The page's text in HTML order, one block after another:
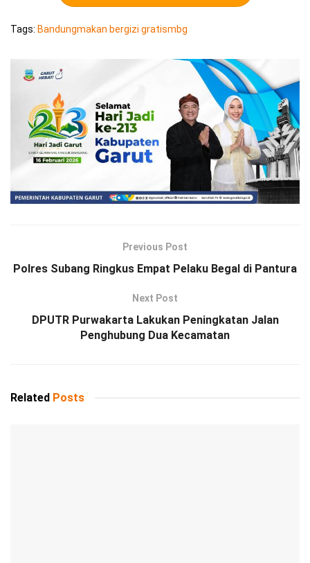
Tags: Bandungmakan bergizi gratismbg
Previous Post
Polres Subang Ringkus Empat Pelaku Begal di Pantura
Next Post
DPUTR Purwakarta Lakukan Peningkatan Jalan
Penghubung Dua Kecamatan
Related Posts